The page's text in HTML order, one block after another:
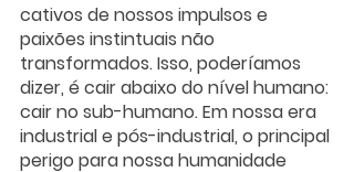
cativos de nossos impulsos e
paixões instintuais não
transformados. Isso, poderíamos
dizer, é cair abaixo do nível humano:
cair no sub-humano. Em nossa era
industrial e pós-industrial, o principal
perigo para nossa humanidade